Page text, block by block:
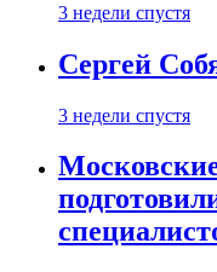
3 недели спустя
Сергей
3 недели спустя